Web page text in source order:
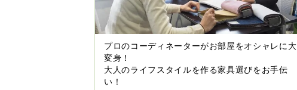
プロのコーディネーターがお部屋をオシャレに大
変身！
大人のライフスタイルを作る家具選びをお手伝
い！